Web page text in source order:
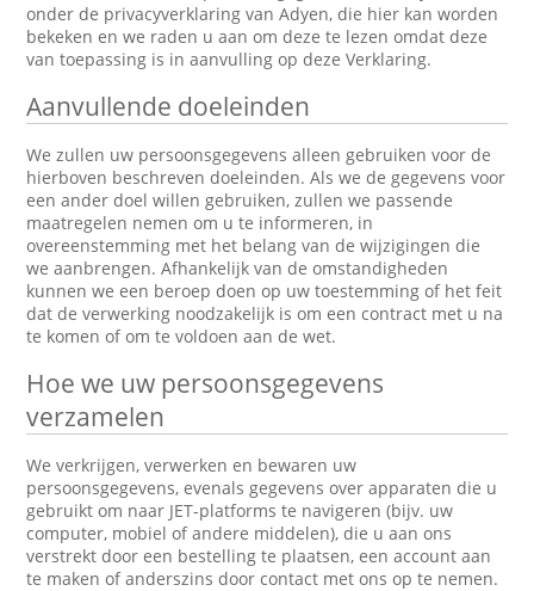
onder de privacyverklaring van Adyen, die hier kan worden
bekeken en we raden u aan om deze te lezen omdat deze
van toepassing is in aanvulling op deze Verklaring.
Aanvullende doeleinden
We zullen uw persoonsgegevens alleen gebruiken voor de
hierboven beschreven doeleinden. Als we de gegevens voor
een ander doel willen gebruiken, zullen we passende
maatregelen nemen om u te informeren, in
overeenstemming met het belang van de wijzigingen die
we aanbrengen. Afhankelijk van de omstandigheden
kunnen we een beroep doen op uw toestemming of het feit
dat de verwerking noodzakelijk is om een contract met u na
te komen of om te voldoen aan de wet.
Hoe we uw persoonsgegevens
verzamelen
We verkrijgen, verwerken en bewaren uw
persoonsgegevens, evenals gegevens over apparaten die u
gebruikt om naar JET-platforms te navigeren (bijv. uw
computer, mobiel of andere middelen), die u aan ons
verstrekt door een bestelling te plaatsen, een account aan
te maken of anderszins door contact met ons op te nemen.